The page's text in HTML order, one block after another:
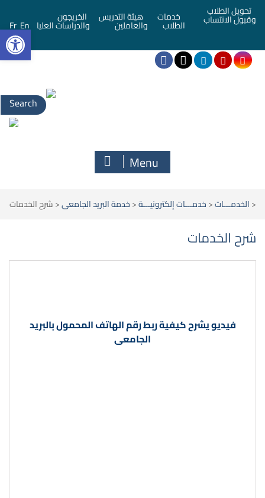
تحويل الطلاب
وقبول الانتساب خدمات
الطلاب
هيئة التدريس
والعاملين
الخريجون
والدراسات العليا En
Fr
Menu
<الخدمـــات<خدمـــات إلكترونيـــة<خدمة البريد الجامعى<شرح الخدمات
شرح الخدمات
فيديو يشرح كيفيةربط رقم الهاتف المحمول بالبريد
الجامعى